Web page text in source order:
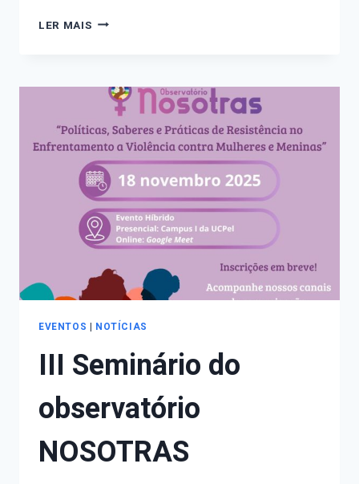
LER MAIS CONHEÇA
DO
SEMINÁRIO
DO
OBSERVATÓRIO
NOSOTRAS
EVENTOS NOTÍCIAS
III Seminário do
observatório
NOSOTRAS